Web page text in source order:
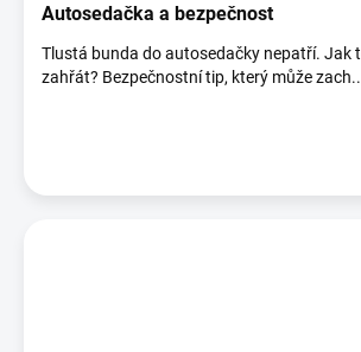
Autosedačka a bezpečnost
Tlustá bunda do autosedačky nepatří. Jak
zahřát? Bezpečnostní tip, který může